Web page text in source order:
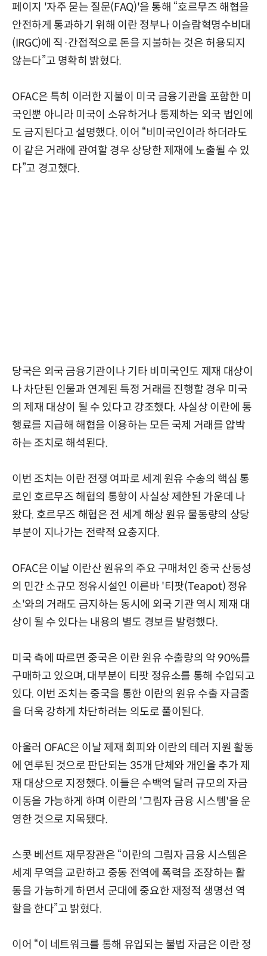
페이지 '자주 묻는 질문(FAQ)'을 통해 “호르무즈 해협을
안전하게 통과하기 위해 이란 정부나 이슬람혁명수비대
(IRGC)에 직·간접적으로 돈을 지불하는 것은 허용되지
않는다”고 명확히 밝혔다.
OFAC은 특히 이러한 지불이 미국 금융기관을 포함한 미
국인뿐 아니라 미국이 소유하거나 통제하는 외국 법인에
도 금지된다고 설명했다. 이어 “비미국인이라 하더라도
이 같은 거래에 관여할 경우 상당한 제재에 노출될 수 있
다”고 경고했다.
당국은 외국 금융기관이나 기타 비미국인도 제재 대상이
나 차단된 인물과 연계된 특정 거래를 진행할 경우 미국
의 제재 대상이 될 수 있다고 강조했다. 사실상 이란에 통
행료를 지급해 해협을 이용하는 모든 국제 거래를 압박
하는 조치로 해석된다.
이번 조치는 이란 전쟁 여파로 세계 원유 수송의 핵심 통
로인 호르무즈 해협의 통항이 사실상 제한된 가운데 나
왔다. 호르무즈 해협은 전 세계 해상 원유 물동량의 상당
부분이 지나가는 전략적 요충지다.
OFAC은 이날 이란산 원유의 주요 구매처인 중국 산둥성
의 민간 소규모 정유시설인 이른바 '티팟(Teapot) 정유
소'와의 거래도 금지하는 동시에 외국 기관 역시 제재 대
상이 될 수 있다는 내용의 별도 경보를 발령했다.
미국 측에 따르면 중국은 이란 원유 수출량의 약 90%를
구매하고 있으며, 대부분이 티팟 정유소를 통해 수입되고
있다. 이번 조치는 중국을 통한 이란의 원유 수출 자금줄
을 더욱 강하게 차단하려는 의도로 풀이된다.
아울러 OFAC은 이날 제재 회피와 이란의 테러 지원 활동
에 연루된 것으로 판단되는 35개 단체와 개인을 추가 제
재 대상으로 지정했다. 이들은 수백억 달러 규모의 자금
이동을 가능하게 하며 이란의 '그림자 금융 시스템'을 운
영한 것으로 지목됐다.
스콧 베선트 재무장관은 “이란의 그림자 금융 시스템은
세계 무역을 교란하고 중동 전역에 폭력을 조장하는 활
동을 가능하게 하면서 군대에 중요한 재정적 생명선 역
할을 한다”고 밝혔다.
이어 “이 네트워크를 통해 유입되는 불법 자금은 이란 정